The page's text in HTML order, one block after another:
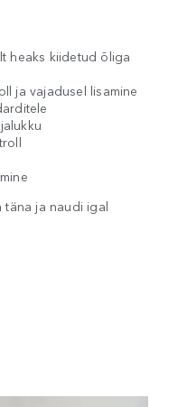
heaks kiidetud õliga
ja vajadusel lisamine
täna ja naudi igal